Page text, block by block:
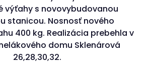
výťahy s novovybudovanou
stanicou. Nosnosť nového
400 kg. Realizácia prebehla v
domu Sklenárová
26,28,30,32.